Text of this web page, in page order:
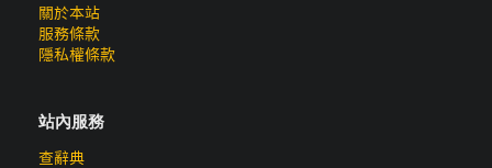
關於本站
服務條款
隱私權條款
站內服務
查辭典